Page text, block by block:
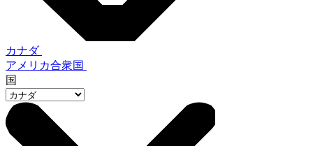
カナダ
アメリカ合衆国
国